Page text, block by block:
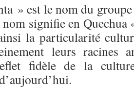
» est le nom du
nom signifie en
la particularité
leurs racines
fidèle de la